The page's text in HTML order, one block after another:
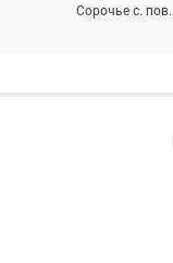
Сорочье с. пов.